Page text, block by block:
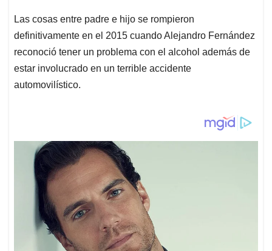
Las cosas entre padre e hijo se rompieron
definitivamente en el 2015 cuando Alejandro Fernández
reconoció tener un problema con el alcohol además de
estar involucrado en un terrible accidente
automovilístico.